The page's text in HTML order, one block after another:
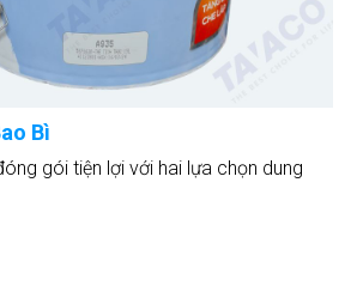
Bì
gói tiện lợi với hai lựa chọn dung